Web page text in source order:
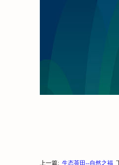
上一篇: 生态茶田--自然之福